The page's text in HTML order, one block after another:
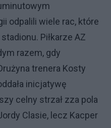
odpalili wiele rac, które
Piłkarze AZ
razem, gdy
trenera Kosty
inicjatywę
celny strzał zza pola
Clasie, lecz Kacper